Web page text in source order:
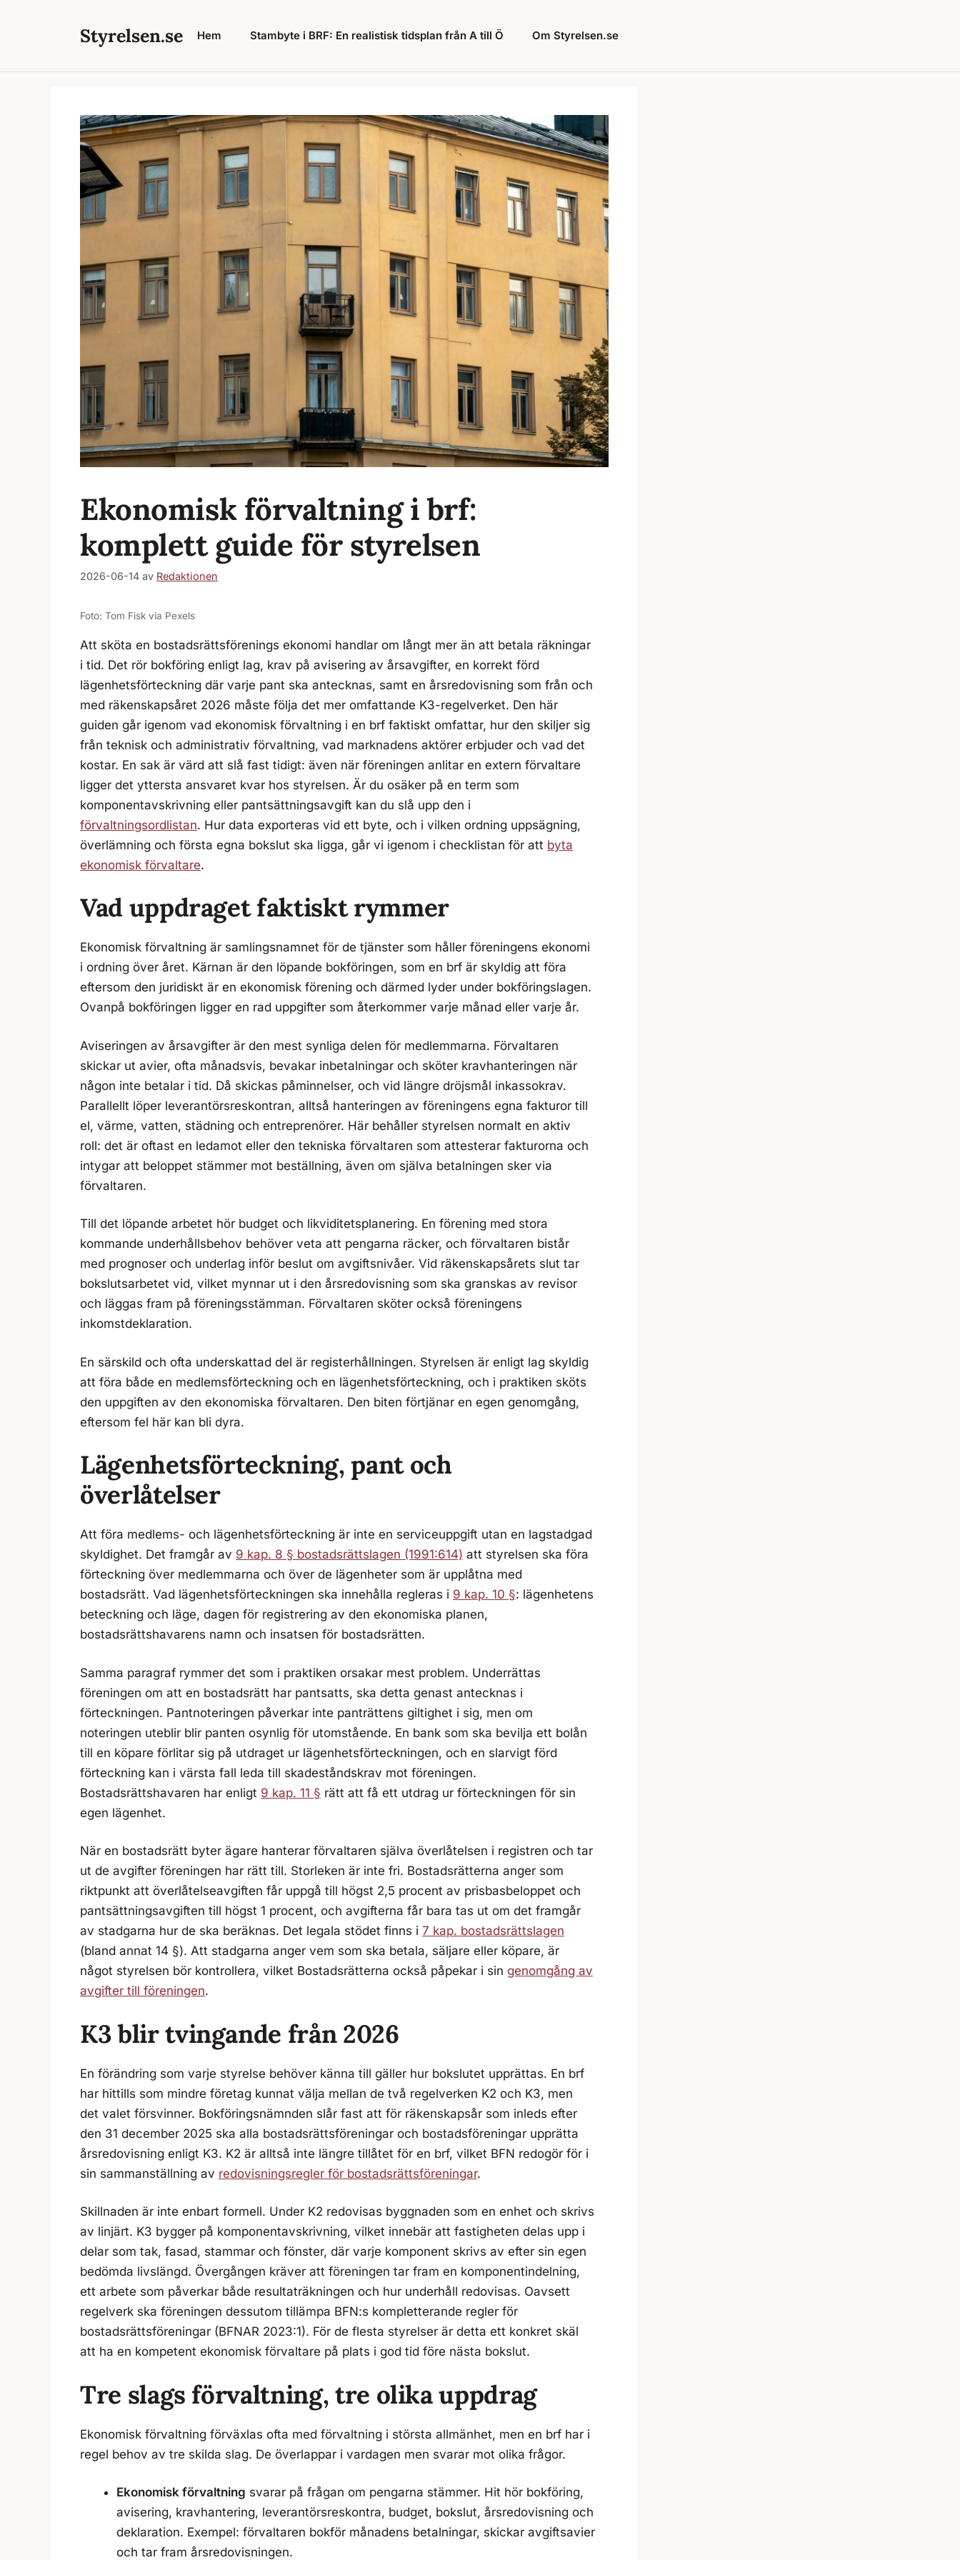
Styrelsen.se Hem Stambyte i BRF: En realistisk tidsplan från A till Ö Om Styrelsen.se
Ekonomisk förvaltning i brf:
komplett guide för styrelsen
2026-06-14 av Redaktionen
Foto: Tom Fisk via Pexels
Att sköta en bostadsrättsförenings ekonomi handlar om långt mer än att betala räkningar
i tid. Det rör bokföring enligt lag, krav på avisering av årsavgifter, en korrekt förd
lägenhetsförteckning där varje pant ska antecknas, samt en årsredovisning som från och
med räkenskapsåret 2026 måste följa det mer omfattande K3-regelverket. Den här
guiden går igenom vad ekonomisk förvaltning i en brf faktiskt omfattar, hur den skiljer sig
från teknisk och administrativ förvaltning, vad marknadens aktörer erbjuder och vad det
kostar. En sak är värd att slå fast tidigt: även när föreningen anlitar en extern förvaltare
ligger det yttersta ansvaret kvar hos styrelsen. Är du osäker på en term som
komponentavskrivning eller pantsättningsavgift kan du slå upp den i
förvaltningsordlistan. Hur data exporteras vid ett byte, och i vilken ordning uppsägning,
överlämning och första egna bokslut ska ligga, går vi igenom i checklistan för att byta
ekonomisk förvaltare.
Vad uppdraget faktiskt rymmer
Ekonomisk förvaltning är samlingsnamnet för de tjänster som håller föreningens ekonomi
i ordning över året. Kärnan är den löpande bokföringen, som en brf är skyldig att föra
eftersom den juridiskt är en ekonomisk förening och därmed lyder under bokföringslagen.
Ovanpå bokföringen ligger en rad uppgifter som återkommer varje månad eller varje år.
Aviseringen av årsavgifter är den mest synliga delen för medlemmarna. Förvaltaren
skickar ut avier, ofta månadsvis, bevakar inbetalningar och sköter kravhanteringen när
någon inte betalar i tid. Då skickas påminnelser, och vid längre dröjsmål inkassokrav.
Parallellt löper leverantörsreskontran, alltså hanteringen av föreningens egna fakturor till
el, värme, vatten, städning och entreprenörer. Här behåller styrelsen normalt en aktiv
roll: det är oftast en ledamot eller den tekniska förvaltaren som attesterar fakturorna och
intygar att beloppet stämmer mot beställning, även om själva betalningen sker via
förvaltaren.
Till det löpande arbetet hör budget och likviditetsplanering. En förening med stora
kommande underhållsbehov behöver veta att pengarna räcker, och förvaltaren bistår
med prognoser och underlag inför beslut om avgiftsnivåer. Vid räkenskapsårets slut tar
bokslutsarbetet vid, vilket mynnar ut i den årsredovisning som ska granskas av revisor
och läggas fram på föreningsstämman. Förvaltaren sköter också föreningens
inkomstdeklaration.
En särskild och ofta underskattad del är registerhållningen. Styrelsen är enligt lag skyldig
att föra både en medlemsförteckning och en lägenhetsförteckning, och i praktiken sköts
den uppgiften av den ekonomiska förvaltaren. Den biten förtjänar en egen genomgång,
eftersom fel här kan bli dyra.
Lägenhetsförteckning, pant och
överlåtelser
Att föra medlems- och lägenhetsförteckning är inte en serviceuppgift utan en lagstadgad
skyldighet. Det framgår av 9 kap. 8 § bostadsrättslagen (1991:614) att styrelsen ska föra
förteckning över medlemmarna och över de lägenheter som är upplåtna med
bostadsrätt. Vad lägenhetsförteckningen ska innehålla regleras i 9 kap. 10 §: lägenhetens
beteckning och läge, dagen för registrering av den ekonomiska planen,
bostadsrättshavarens namn och insatsen för bostadsrätten.
Samma paragraf rymmer det som i praktiken orsakar mest problem. Underrättas
föreningen om att en bostadsrätt har pantsatts, ska detta genast antecknas i
förteckningen. Pantnoteringen påverkar inte panträttens giltighet i sig, men om
noteringen uteblir blir panten osynlig för utomstående. En bank som ska bevilja ett bolån
till en köpare förlitar sig på utdraget ur lägenhetsförteckningen, och en slarvigt förd
förteckning kan i värsta fall leda till skadeståndskrav mot föreningen.
Bostadsrättshavaren har enligt 9 kap. 11 § rätt att få ett utdrag ur förteckningen för sin
egen lägenhet.
När en bostadsrätt byter ägare hanterar förvaltaren själva överlåtelsen i registren och tar
ut de avgifter föreningen har rätt till. Storleken är inte fri. Bostadsrätterna anger som
riktpunkt att överlåtelseavgiften får uppgå till högst 2,5 procent av prisbasbeloppet och
pantsättningsavgiften till högst 1 procent, och avgifterna får bara tas ut om det framgår
av stadgarna hur de ska beräknas. Det legala stödet finns i 7 kap. bostadsrättslagen
(bland annat 14 §). Att stadgarna anger vem som ska betala, säljare eller köpare, är
något styrelsen bör kontrollera, vilket Bostadsrätterna också påpekar i sin genomgång av
avgifter till föreningen.
K3 blir tvingande från 2026
En förändring som varje styrelse behöver känna till gäller hur bokslutet upprättas. En brf
har hittills som mindre företag kunnat välja mellan de två regelverken K2 och K3, men
det valet försvinner. Bokföringsnämnden slår fast att för räkenskapsår som inleds efter
den 31 december 2025 ska alla bostadsrättsföreningar och bostadsföreningar upprätta
årsredovisning enligt K3. K2 är alltså inte längre tillåtet för en brf, vilket BFN redogör för i
sin sammanställning av redovisningsregler för bostadsrättsföreningar.
Skillnaden är inte enbart formell. Under K2 redovisas byggnaden som en enhet och skrivs
av linjärt. K3 bygger på komponentavskrivning, vilket innebär att fastigheten delas upp i
delar som tak, fasad, stammar och fönster, där varje komponent skrivs av efter sin egen
bedömda livslängd. Övergången kräver att föreningen tar fram en komponentindelning,
ett arbete som påverkar både resultaträkningen och hur underhåll redovisas. Oavsett
regelverk ska föreningen dessutom tillämpa BFN:s kompletterande regler för
bostadsrättsföreningar (BFNAR 2023:1). För de flesta styrelser är detta ett konkret skäl
att ha en kompetent ekonomisk förvaltare på plats i god tid före nästa bokslut.
Tre slags förvaltning, tre olika uppdrag
Ekonomisk förvaltning förväxlas ofta med förvaltning i största allmänhet, men en brf har i
regel behov av tre skilda slag. De överlappar i vardagen men svarar mot olika frågor.
Ekonomisk förvaltning svarar på frågan om pengarna stämmer. Hit hör bokföring,
avisering, kravhantering, leverantörsreskontra, budget, bokslut, årsredovisning och
deklaration. Exempel: förvaltaren bokför månadens betalningar, skickar avgiftsavier
och tar fram årsredovisningen.